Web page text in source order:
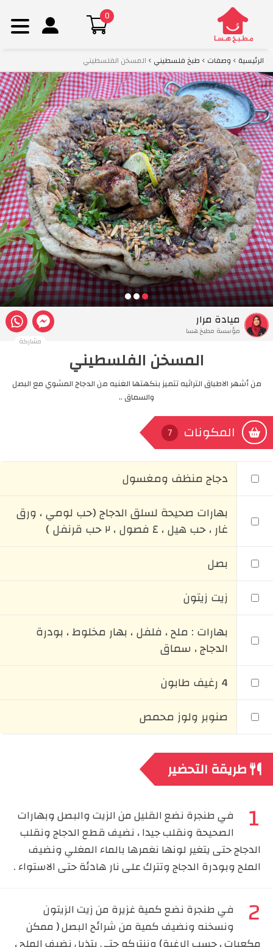
Skip
content
الرئيسية وصفات طبخ فلسطيني المسخن الفلسطيني
ميادة مرار
مؤسسة مطبخ هسا
مشاركة
المسخن الفلسطيني
من أشهر الاطباق التراثيه تتميز بنكهتها الغنيه من الدجاج المشوي مع البصل
والسماق ..
المكونات 7
دجاج منظف ومغسول
بهارات صحيحة لسلق الدجاج (حب لومي ، ورق
غار ، حب هيل ، ٤ فصول ، ٢ حب قرنفل )
بصل
زيت زيتون
بهارات : ملح ، فلفل ، بهار مخلوط ، بودرة
الدجاج ، سماق
4 رغيف طابون
صنوبر ولوز محمص
طريقة التحضير
في طنجرة نضع القليل من الزيت والبصل وبهارات
الصحيحة ونقلب جيدا ، نضيف قطع الدجاج ونقلب
الدجاج حتى يتغير لونها نغمرها بالماء المغلي ونضيف
الملح وبودرة الدجاج وتترك على نار هادئة حتى الاستواء .
في طنجرة نضع كمية غزيرة من زيت الزيتون
ونسخنه ونضيف كمية من شرائح البصل ( ممكن
0